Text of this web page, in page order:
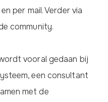
per mail. Verder via
community.
vooral gedaan bij
een consultant
met de